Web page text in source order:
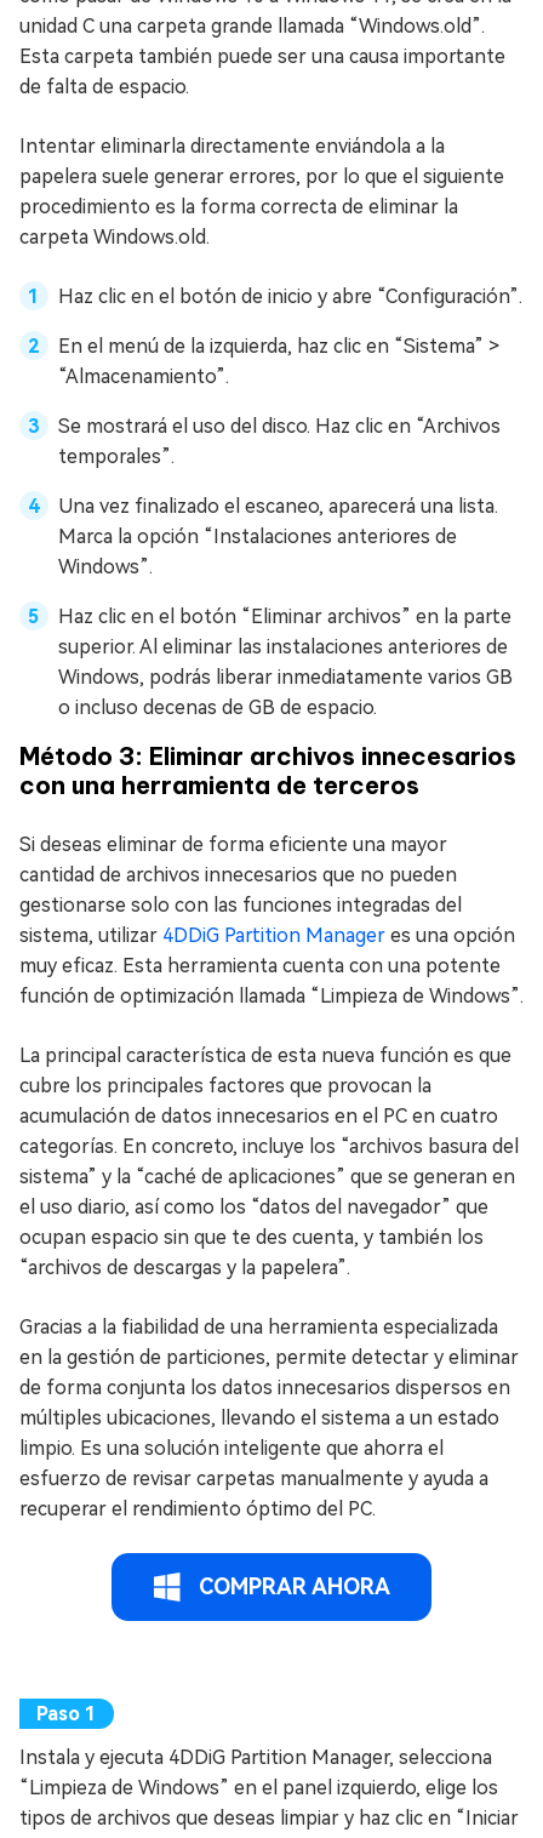
unidad C una carpeta grande llamada “Windows.old”.
Esta carpeta también puede ser una causa importante
de falta de espacio.
Intentar eliminarla directamente enviándola a la
papelera suele generar errores, por lo que el siguiente
procedimiento es la forma correcta de eliminar la
carpeta Windows.old.
Haz clic en el botón de inicio y abre “Configuración”.
En el menú de la izquierda, haz clic en “Sistema” >
“Almacenamiento”.
Se mostrará el uso del disco. Haz clic en “Archivos
temporales”.
Una vez finalizado el escaneo, aparecerá una lista.
Marca la opción “Instalaciones anteriores de
Windows”.
Haz clic en el botón “Eliminar archivos” en la parte
superior. Al eliminar las instalaciones anteriores de
Windows, podrás liberar inmediatamente varios GB
o incluso decenas de GB de espacio.
Método 3: Eliminar archivos innecesarios
con una herramienta de terceros
Si deseas eliminar de forma eficiente una mayor
cantidad de archivos innecesarios que no pueden
gestionarse solo con las funciones integradas del
sistema, utilizar 4DDiG Partition Manager es una opción
muy eficaz. Esta herramienta cuenta con una potente
función de optimización llamada “Limpieza de Windows”.
La principal característica de esta nueva función es que
cubre los principales factores que provocan la
acumulación de datos innecesarios en el PC en cuatro
categorías. En concreto, incluye los “archivos basura del
sistema” y la “caché de aplicaciones” que se generan en
el uso diario, así como los “datos del navegador” que
ocupan espacio sin que te des cuenta, y también los
“archivos de descargas y la papelera”.
Gracias a la fiabilidad de una herramienta especializada
en la gestión de particiones, permite detectar y eliminar
de forma conjunta los datos innecesarios dispersos en
múltiples ubicaciones, llevando el sistema a un estado
limpio. Es una solución inteligente que ahorra el
esfuerzo de revisar carpetas manualmente y ayuda a
recuperar el rendimiento óptimo del PC.
COMPRAR AHORA
Instala y ejecuta 4DDiG Partition Manager, selecciona
“Limpieza de Windows” en el panel izquierdo, elige los
tipos de archivos que deseas limpiar y haz clic en “Iniciar